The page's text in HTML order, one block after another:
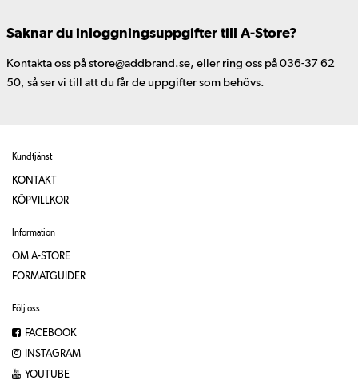
Saknar du inloggningsuppgifter till A-Store?
Kontakta oss på store@addbrand.se, eller ring oss på 036-37 62
50, så ser vi till att du får de uppgifter som behövs.
Kundtjänst
KONTAKT
KÖPVILLKOR
Information
OM A-STORE
FORMATGUIDER
Följ oss
FACEBOOK
INSTAGRAM
YOUTUBE